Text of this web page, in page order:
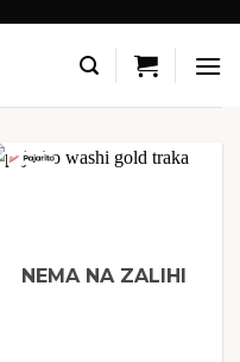
NEMA NA ZALIHI